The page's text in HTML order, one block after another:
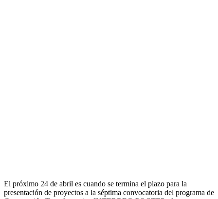
El próximo 24 de abril es cuando se termina el plazo para la
presentación de proyectos a la séptima convocatoria del programa de